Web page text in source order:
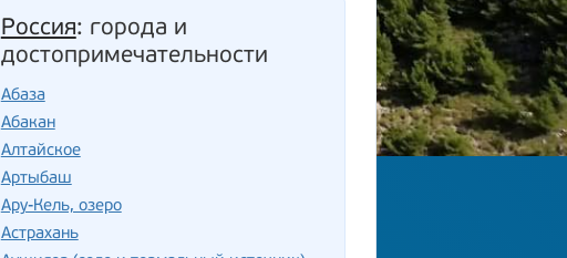
Россия: города и
достопримечательности
Абаза
Абакан
Алтайское
Артыбаш
Ару-Кель, озеро
Астрахань